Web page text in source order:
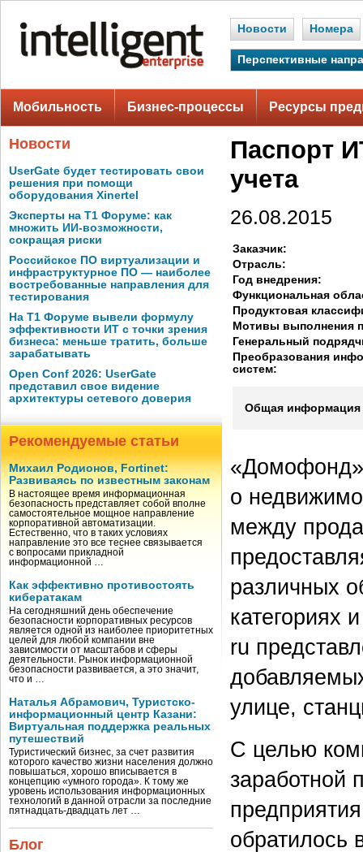
Новости Номера
Перспективные
Мобильность Бизнес-процессы Ресурсы
Новости
UserGate будет тестировать свои
решения при помощи
оборудования Xinertel
Эксперты на Т1 Форуме: как
множить ИИ-возможности,
сокращая риски
Российское ПО виртуализации и
инфраструктурное ПО — наиболее
востребованные направления для
тестирования
На Т1 Форуме вывели формулу
эффективности ИТ с точки зрения
бизнеса: меньше тратить, больше
зарабатывать
Open Conf 2026: UserGate
представил свое видение
архитектуры сетевого доверия
Рекомендуемые статьи
Михаил Родионов, Fortinet:
Развиваясь по известным законам
В настоящее время информационная
безопасность представляет собой вполне
самостоятельное мощное направление
корпоративной автоматизации.
Естественно, что в таких условиях
направление это все теснее связывается
с вопросами прикладной
информационной …
Как эффективно противостоять
кибератакам
На сегодняшний день обеспечение
безопасности корпоративных ресурсов
является одной из наиболее приоритетных
целей для любой компании вне
зависимости от масштабов и сферы
деятельности. Рынок информационной
безопасности развивается, а это значит,
что и …
Наталья Абрамович, Туристско-
информационный центр Казани:
Виртуальная поддержка реальных
путешествий
Туристический бизнес, за счет развития
которого качество жизни населения должно
повышаться, хорошо вписывается в
концепцию «умного города». К тому же
уровень использования информационных
технологий в данной отрасли за последние
пятнадцать-двадцать лет …
Блог
Паспорт
учета
26.08.2015
Заказчик:
Отрасль:
Год внедрения:
Функциональная
Продуктовая
Мотивы выполнения
Генеральный
Преобразования
систем:
Общая информация
о
между
различных
категориях
ru
улице,
С целью
заработной
обратилось